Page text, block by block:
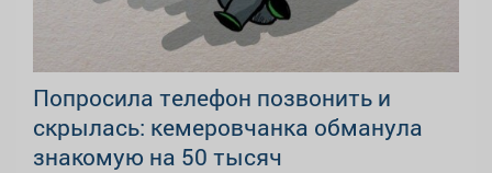
Попросила телефон позвонить и
скрылась: кемеровчанка обманула
знакомую на 50 тысяч